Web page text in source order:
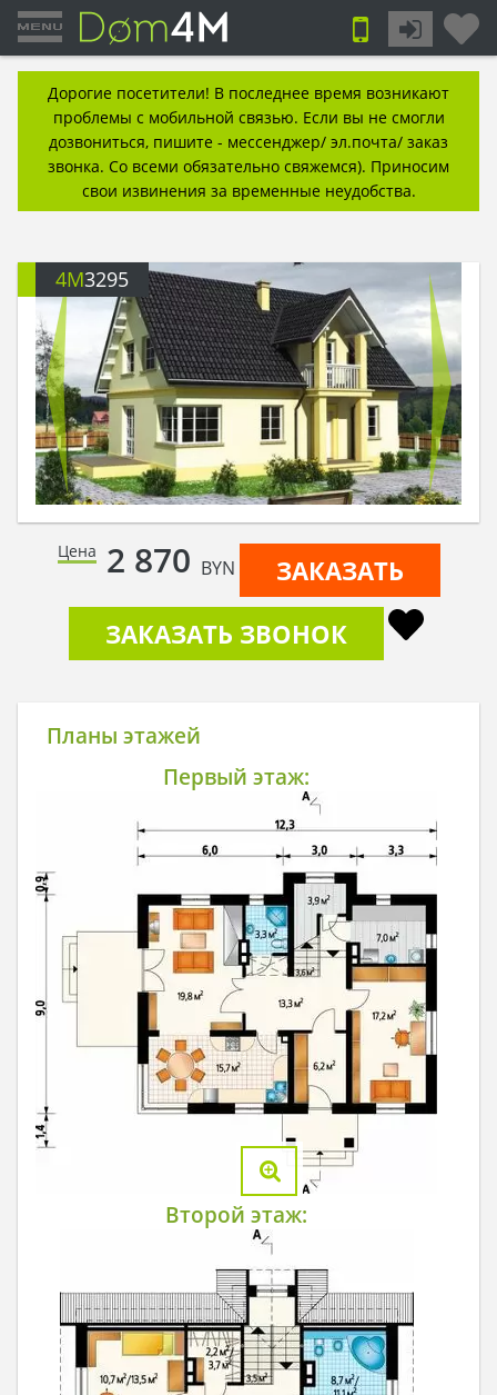
Дорогие посетители! В последнее время возникают
проблемы с мобильной связью. Если вы не смогли
дозвониться, пишите - мессенджер/ эл.почта/ заказ
звонка. Со всеми обязательно свяжемся). Приносим
свои извинения за временные неудобства.
4M3295
Цена 2 870 BYN
ЗАКАЗАТЬ
ЗАКАЗАТЬ ЗВОНОК
Планы этажей
Первый этаж:
Второй этаж: